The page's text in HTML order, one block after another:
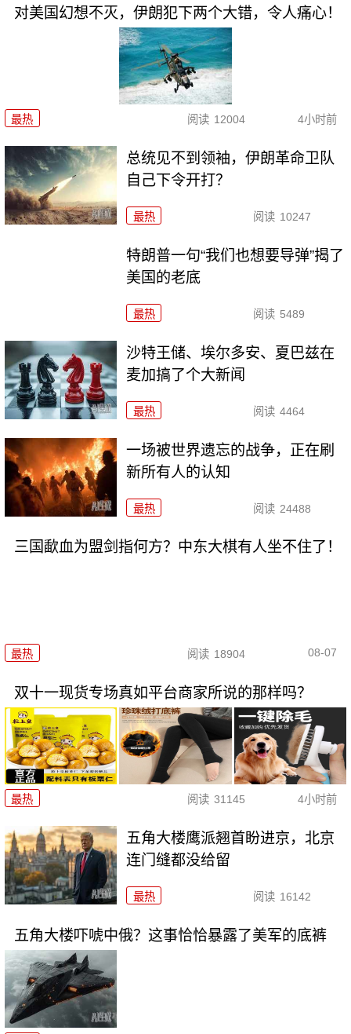
对美国幻想不灭，伊朗犯下两个大错，令人痛心！
最热 阅读 12004 4小时前
总统见不到领袖，伊朗革命卫队
自己下令开打？
最热 阅读 10247
特朗普一句“我们也想要导弹”揭了
美国的老底
最热 阅读 5489
沙特王储、埃尔多安、夏巴兹在
麦加搞了个大新闻
最热 阅读 4464
一场被世界遗忘的战争，正在刷
新所有人的认知
最热 阅读 24488
三国歃血为盟剑指何方？中东大棋有人坐不住了！
最热 阅读 18904 08-07
双十一现货专场真如平台商家所说的那样吗？
最热 阅读 31145 4小时前
五角大楼鹰派翘首盼进京，北京
连门缝都没给留
最热 阅读 16142
五角大楼吓唬中俄？这事恰恰暴露了美军的底裤